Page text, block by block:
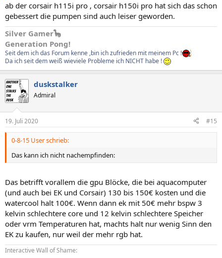
ab der corsair h115i pro , corsair h150i pro hat sich das schon
gebessert die pumpen sind auch leiser geworden.
Silver Gamer🦕
Generation Pong!
Seit dem ich das Forum kenne ,bin ich zufrieden mit meinem Pc !
Da ich seit dem weiß wieviele Probleme ich NICHT habe !
duskstalker
Admiral
19. Juli 2020 #15
0-8-15 User schrieb:
Das kann ich nicht nachempfinden:
Das betrifft vorallem die gpu Blöcke, die bei aquacomputer
(und auch bei EK und Corsair) 130 bis 150€ kosten und die
watercool halt 100€. Wenn dann ek mit 50€ mehr bspw 3
kelvin schlechtere core und 12 kelvin schlechtere Speicher
oder vrm Temperaturen hat, machts halt nur wenig Sinn den
EK zu kaufen, nur weil der mehr rgb hat.
Interactive Wall of Shame: